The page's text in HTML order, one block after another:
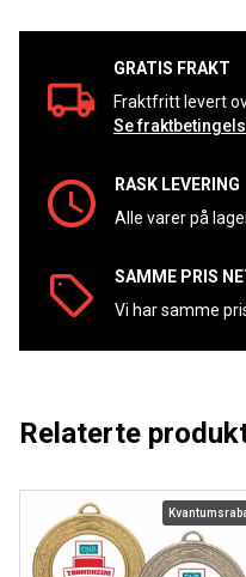
GRATIS FRAKT
Fraktfritt levert
Se
RASK LEVERING
Alle varer på
SAMME PRIS
Vi har samme
Relaterte